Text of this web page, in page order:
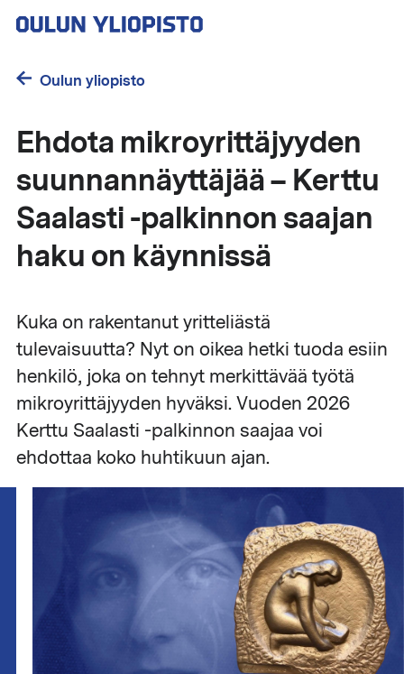
pääsisältöön
Oulun yliopisto
Ehdota mikroyrittäjyyden
suunnannäyttäjää – Kerttu
Saalasti -palkinnon saajan
haku on käynnissä
Kuka on rakentanut yritteliästä
tulevaisuutta? Nyt on oikea hetki tuoda esiin
henkilö, joka on tehnyt merkittävää työtä
mikroyrittäjyyden hyväksi. Vuoden 2026
Kerttu Saalasti -palkinnon saajaa voi
ehdottaa koko huhtikuun ajan.